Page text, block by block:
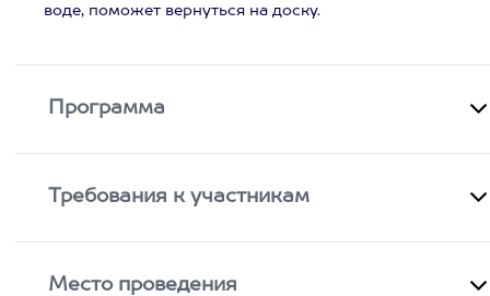
воде, поможет вернуться на доску.
Программа
Требования к участникам
Место проведения